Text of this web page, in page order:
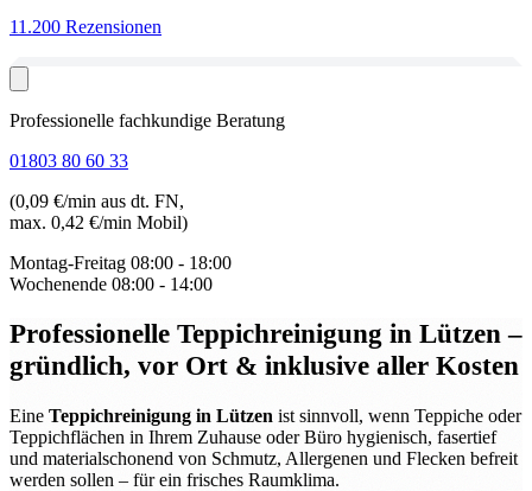
11.200 Rezensionen
Professionelle fachkundige Beratung
01803 80 60 33
(0,09 €/min aus dt. FN,
max. 0,42 €/min Mobil)
Montag-Freitag 08:00 - 18:00
Wochenende 08:00 - 14:00
Professionelle Teppichreinigung in Lützen–
gründlich, vor Ort & inklusive aller Kosten
Eine Teppichreinigung in Lützen ist sinnvoll, wenn Teppiche oder
Teppichflächen in Ihrem Zuhause oder Büro hygienisch, fasertief
und materialschonend von Schmutz, Allergenen und Flecken befreit
werden sollen – für ein frisches Raumklima.